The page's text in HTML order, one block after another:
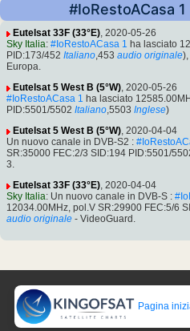
#IoRestoACasa
Eutelsat 33F (33°E), 2020-05-26
Sky Italia: #IoRestoACasa 1 ha lasciato
PID:173/452 Italiano,453 audio originale
Europa.
Eutelsat 5 West B (5°W), 2020-05-26
#IoRestoACasa 1 ha lasciato
PID:5501/5502 Italiano,5503 Inglese)
Eutelsat 5 West B (5°W), 2020-04-04
Un nuovo canale in DVB-S2 :
SR:35000 FEC:2/3 SID:194 PID:5501/
3.
Eutelsat 33F (33°E), 2020-04-04
Sky Italia: Un nuovo canale in DVB-S :
12034.00MHz, pol.V SR:29900 FEC:5/6
audio originale - VideoGuard.
Pagina